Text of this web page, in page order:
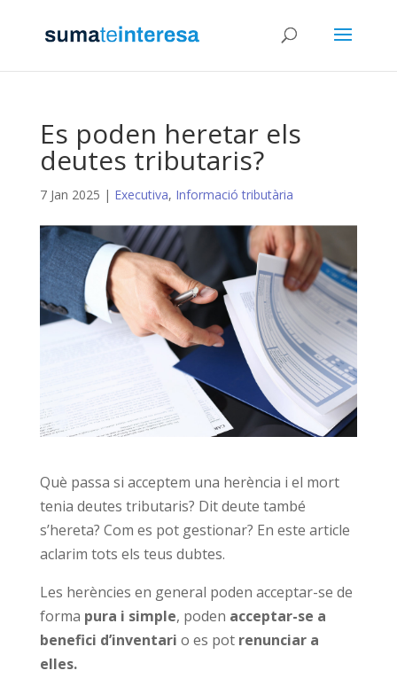
Es poden heretar els
deutes tributaris?
7 Jan 2025 | Executiva, Informació tributària
Què passa si acceptem una herència i el mort
tenia deutes tributaris? Dit deute també
s’hereta? Com es pot gestionar? En este article
aclarim tots els teus dubtes.
Les herències en general poden acceptar-se de
forma pura i simple, poden acceptar-se a
benefici d’inventari o es pot renunciar a
elles.